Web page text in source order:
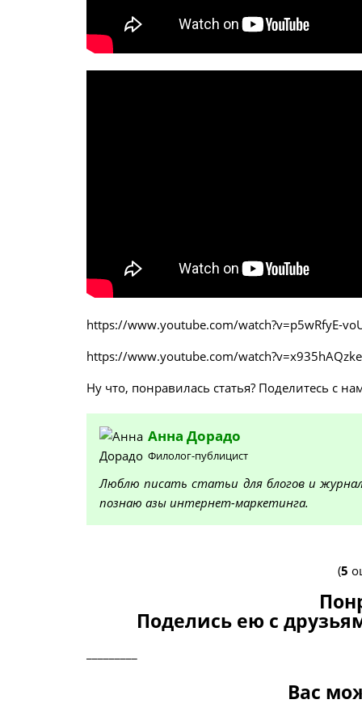
https://www.youtube.com/watch?v=p5wRfyE-
https://www.youtube.com/
Ну что, понравилась статья? Поделитесь с
Анна Дорадо
Филолог-публицист
Люблю писать статьи для блогов и
познаю азы интернет-маркетинга.
(5
Поделись ею с
Вас